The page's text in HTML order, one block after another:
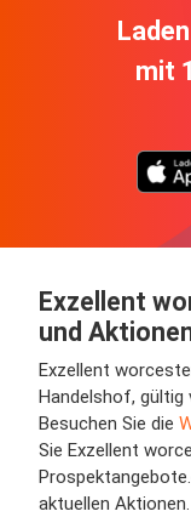
mit
Exzellent
und
Exzellent
Handelshof, gültig
Besuchen Sie die
Sie Exzellent
aktuellen